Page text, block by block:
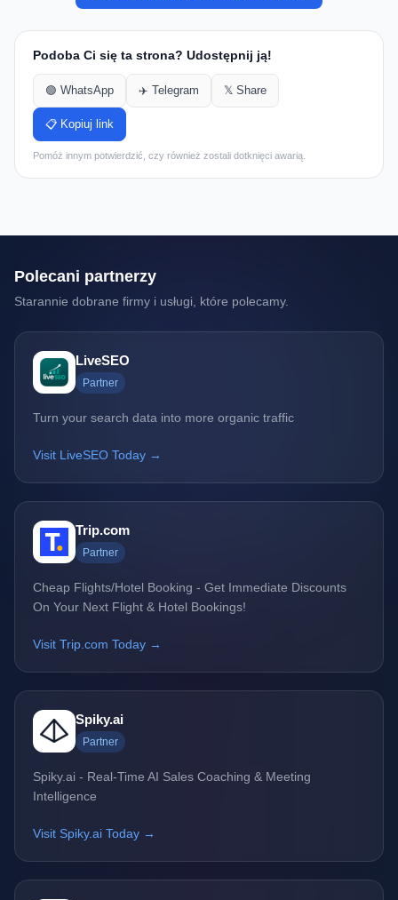
Podoba Ci się ta strona? Udostępnij ją!
🟢 WhatsApp ✈️ Telegram 𝕏 Share
📋 Kopiuj link
Pomóż innym potwierdzić, czy również zostali dotknięci awarią.
Polecani partnerzy
Starannie dobrane firmy i usługi, które polecamy.
LiveSEO
Partner
Turn your search data into more organic traffic
Visit LiveSEO Today →
Trip.com
Partner
Cheap Flights/Hotel Booking - Get Immediate Discounts
On Your Next Flight & Hotel Bookings!
Visit Trip.com Today →
Spiky.ai
Partner
Spiky.ai - Real-Time AI Sales Coaching & Meeting
Intelligence
Visit Spiky.ai Today →